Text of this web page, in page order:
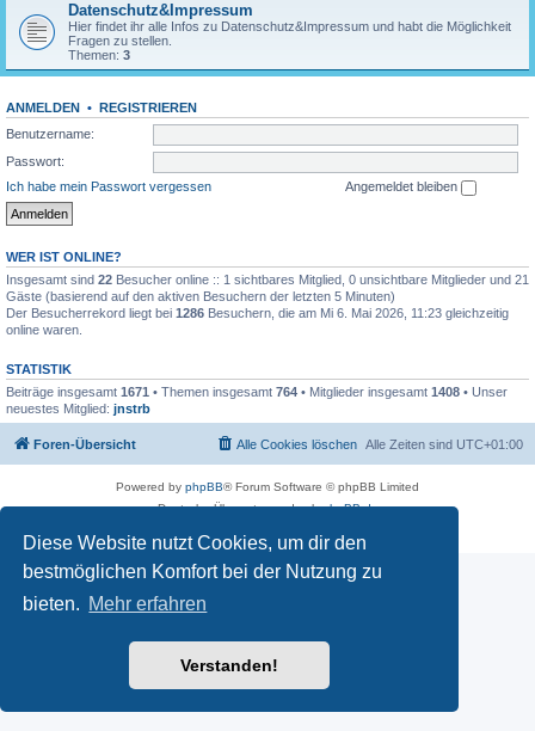
Diese Website nutzt Cookies, um dir den
bestmöglichen Komfort bei der Nutzung zu
bieten. Mehr erfahren
Verstanden!
Datenschutz&Impressum
Hier findet ihr alle Infos zu Datenschutz&Impressum und habt die Möglichkeit
Fragen zu stellen.
Themen: 3
ANMELDEN • REGISTRIEREN
Benutzername:
Passwort:
Ich habe mein Passwort vergessen
Angemeldet bleiben
WER IST ONLINE?
Insgesamt sind 22 Besucher online :: 1 sichtbares Mitglied, 0 unsichtbare Mitglieder und 21
Gäste (basierend auf den aktiven Besuchern der letzten 5 Minuten)
Der Besucherrekord liegt bei 1286 Besuchern, die am Mi 6. Mai 2026, 11:23 gleichzeitig
online waren.
STATISTIK
Beiträge insgesamt 1671 • Themen insgesamt 764 • Mitglieder insgesamt 1408 • Unser
neuestes Mitglied: jnstrb
Foren-Übersicht Alle Zeiten sind UTC+01:00
Alle Cookies löschen
Powered by phpBB® Forum Software © phpBB Limited
Deutsche Übersetzung durchphpBB.de